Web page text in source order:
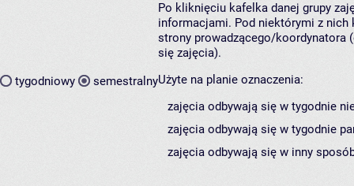
tygodniowy semestralny
Po kliknięciu kafelka danej grupy
informacjami. Pod niektórymi z nich
strony prowadzącego/koordynatora
się zajęcia).
Użyte na planie oznaczenia:
zajęcia odbywają się w tygodnie
zajęcia odbywają się w tygodnie
zajęcia odbywają się w inny